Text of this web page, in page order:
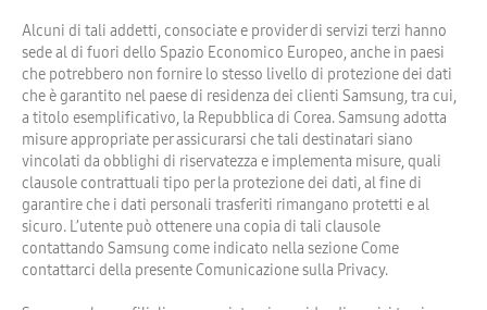
Alcuni di tali addetti, consociate e provider di servizi terzi hanno
sede al di fuori dello Spazio Economico Europeo, anche in paesi
che potrebbero non fornire lo stesso livello di protezione dei dati
che è garantito nel paese di residenza dei clienti Samsung, tra cui,
a titolo esemplificativo, la Repubblica di Corea. Samsung adotta
misure appropriate per assicurarsi che tali destinatari siano
vincolati da obblighi di riservatezza e implementa misure, quali
clausole contrattuali tipo per la protezione dei dati, al fine di
garantire che i dati personali trasferiti rimangano protetti e al
sicuro. L’utente può ottenere una copia di tali clausole
contattando Samsung come indicato nella sezione Come
contattarci della presente Comunicazione sulla Privacy.